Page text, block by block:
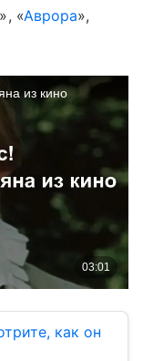
», «Аврора»,
как он